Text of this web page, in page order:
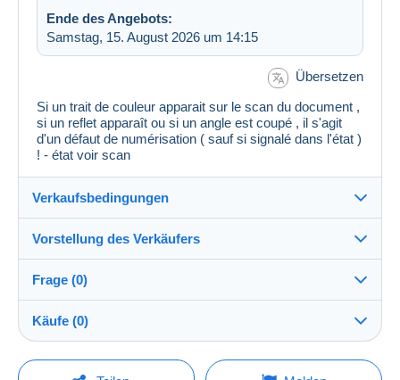
Ende des Angebots:
Samstag, 15. August 2026 um 14:15
Übersetzen
Si un trait de couleur apparait sur le scan du document ,
si un reflet apparaît ou si un angle est coupé , il s'agit
d'un défaut de numérisation ( sauf si signalé dans l'état )
! - état voir scan
Verkaufsbedingungen
Versand nach:
Die Liste der Länder einsehen
Versand:
Vorkasse
Zu Lasten des Käufers
Vorstellung des Verkäufers
flolyne100%(21648x)
Shop
Frage (0)
Um eine Frage stellen zu können, müssen Sie
Käufe (0)
Letzte Aktualisierung: 02:58:56